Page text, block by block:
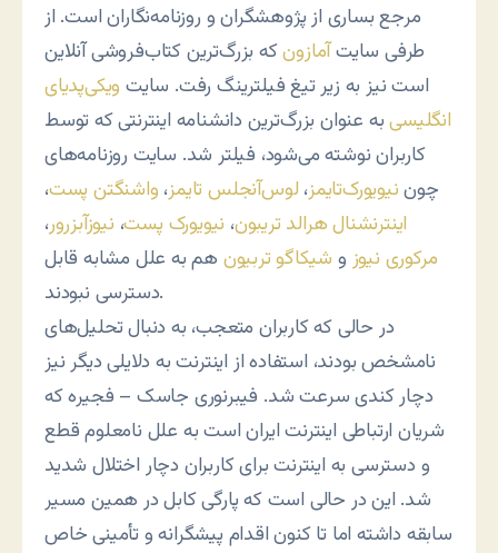
مرجع بساری از پژوهشگران و روزنامه‌نگاران است. از
طرفی سایتآمازونکه بزرگ‌ترین کتاب‌فروشی آنلاین
است نیز به زیر تیغ فیلترینگ رفت. سایت ویکی‌پدیای
انگلیسیبه عنوان بزرگ‌ترین دانشنامه اینترنتی که توسط
کاربران نوشته می‌شود، فیلتر شد. سایت روزنامه‌های
چوننیویورک‌تایمز، لوس‌آنجلس تایمز، واشنگتن پست،
اینترنشنال هرالد تریبون، نیویورک پست، نیوزآبزرور،
مرکوری نیوز و شیکاگو تربیون هم به علل مشابه قابل
دسترسی نبودند.
در حالی که کاربران متعجب، به دنبال تحلیل‌های
نامشخص بودند، استفاده از اینترنت به دلایلی دیگر نیز
دچار کندی سرعت شد. فیبرنوری جاسک – فجیره که
شریان ارتباطی اینترنت ایران است به علل نامعلوم قطع
و دسترسی به اینترنت برای کاربران دچار اختلال شدید
شد. این در حالی است که پارگی کابل در همین مسیر
سابقه داشته اما تا کنون اقدام پیشگرانه و تأمینی خاص